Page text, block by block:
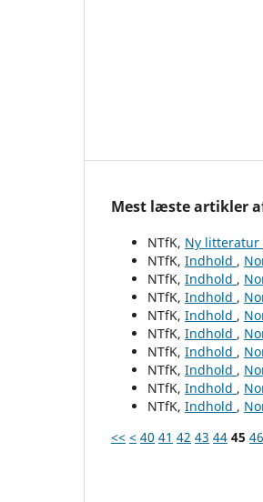
Mest læste artikler
NTfK, Ny litteratur
NTfK, Indhold ,
NTfK, Indhold ,
NTfK, Indhold ,
NTfK, Indhold ,
NTfK, Indhold ,
NTfK, Indhold ,
NTfK, Indhold ,
NTfK, Indhold ,
NTfK, Indhold ,
<< < 40 41 42 43 44 45 46